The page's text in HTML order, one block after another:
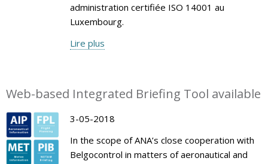
administration certifiée ISO 14001 au
Luxembourg.
Lire plus
Web-based Integrated Briefing Tool available
3-05-2018
In the scope of ANA’s close cooperation with
Belgocontrol in matters of aeronautical and